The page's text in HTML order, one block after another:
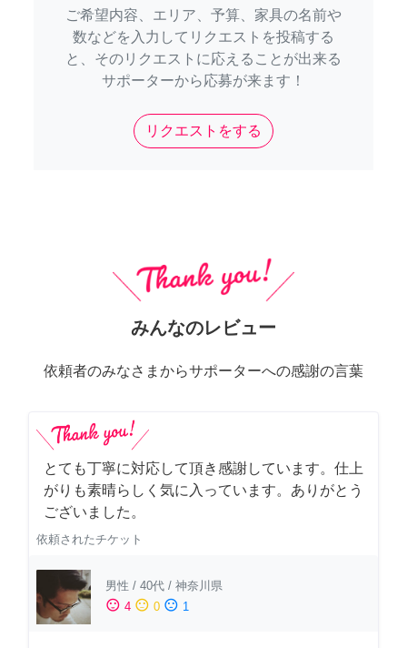
ご希望内容、エリア、予算、家具の名前や
数などを入力してリクエストを投稿する
と、そのリクエストに応えることが出来る
サポーターから応募が来ます！
リクエストをする
みんなのレビュー
依頼者のみなさまからサポーターへの感謝の言葉
とても丁寧に対応して頂き感謝しています。仕上
がりも素晴らしく気に入っています。ありがとう
ございました。
依頼されたチケット
男性 / 40代 / 神奈川県
sentiment_satisfied 4 sentiment_neutral 0 sentiment_dissatisfied 1